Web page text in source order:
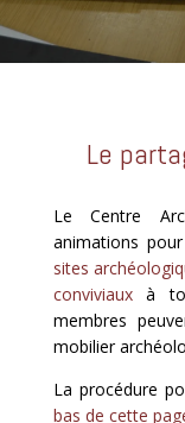
Le
Le Centre
animations
sites
conviviauxà
membres
mobilier
La procédure
bas de cette